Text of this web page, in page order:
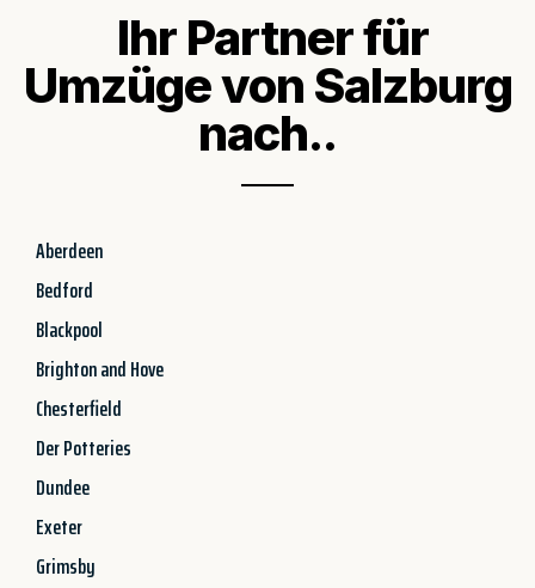
Ihr Partner für
Umzüge von Salzburg
nach..
Aberdeen
Bedford
Blackpool
Brighton and Hove
Chesterfield
Der Potteries
Dundee
Exeter
Grimsby